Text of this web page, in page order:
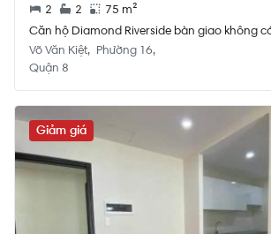
2 2
75 m²
Căn hộ Diamond Riverside bàn giao không
Võ Văn Kiệt
Phường 16
Quận 8
Giảm giá